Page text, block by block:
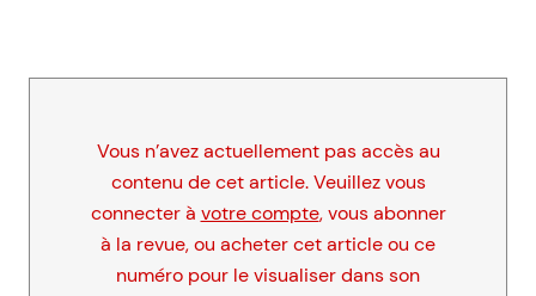
Vous n’avez actuellement pas accès au
contenu de cet article. Veuillez vous
connecter à votre compte, vous abonner
à la revue, ou acheter cet article ou ce
numéro pour le visualiser dans son